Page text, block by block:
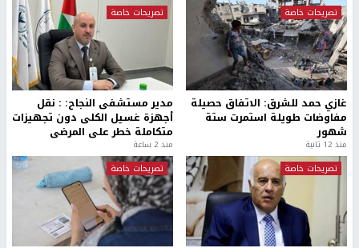
تصريحات خاصة
غازي حمد للشرق: الاتفاق حصيلة
مفاوضات طويلة استمرت ستة
شهور
منذ 12 ثانية
تصريحات خاصة
مدير مستشفى النجاح: : نقل
أجهزة غسيل الكلى دون تجهيزات
متكاملة خطر على المرضى
منذ 2 ساعة
تصريحات خاصة
تصريحات خاصة